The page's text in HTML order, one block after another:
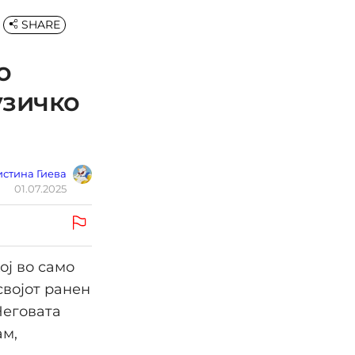
Гиева
01.07.2025
SHARE
во само
ранен